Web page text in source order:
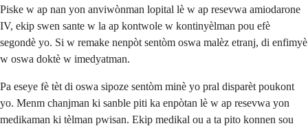
Piske w ap nan yon anviwònman lopital lè w ap resevwa amiodarone
IV, ekip swen sante w la ap kontwole w kontinyèlman pou efè
segondè yo. Si w remake nenpòt sentòm oswa malèz etranj, di enfimyè
w oswa doktè w imedyatman.
Pa eseye fè tèt di oswa sipoze sentòm minè yo pral disparèt poukont
yo. Menm chanjman ki sanble piti ka enpòtan lè w ap resevwa yon
medikaman ki tèlman pwisan. Ekip medikal ou a ta pito konnen sou